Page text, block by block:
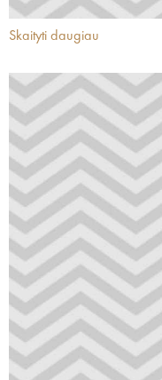
Skaityti daugiau